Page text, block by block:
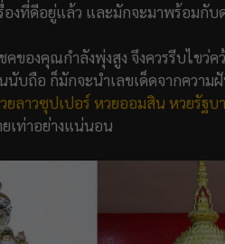
งที่ดีอยู่แล้ว และมักจะมาพร้อมกับด
คของคุณกำลังพุ่งสูง จึงควรรีบไขว่
บถือ ก็มักจะนำเลขเด็ดจากความฝั
ยลาวซุปเปอร์ หวยออมสิน หวยรัฐบ
ท่าอย่างแน่นอน